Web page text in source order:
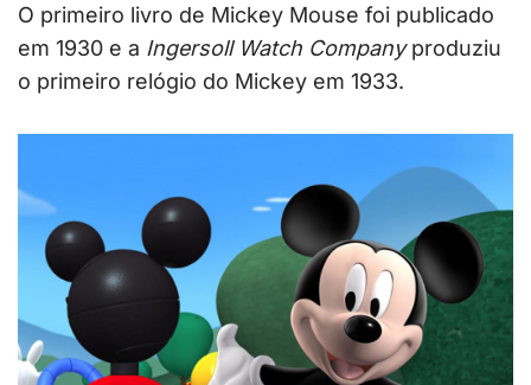
O primeiro livro de Mickey Mouse foi publicado
em 1930 e a Ingersoll Watch Companyproduziu
o primeiro relógio do Mickey em 1933.